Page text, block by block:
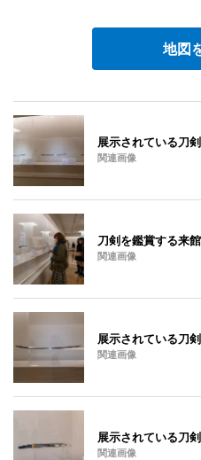
地図
展示されている刀剣
関連画像
刀剣を鑑賞する来
関連画像
展示されている刀剣
関連画像
展示されている刀剣
関連画像